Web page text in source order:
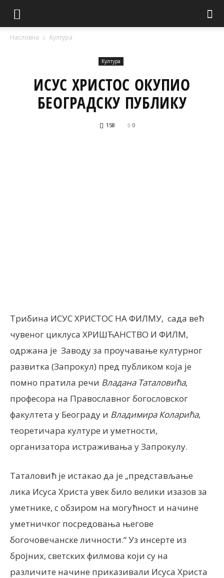
Насловна Култура
Култура
ИСУС ХРИСТОС ОКУПИО
БЕОГРАДСКУ ПУБЛИКУ
158 0
Трибина ИСУС ХРИСТОС НА ФИЛМУ, сада већ
чувеног циклуса ХРИШЋАНСТВО И ФИЛМ,
одржана је Заводу за проучавање културног
развитка (Запрокул) пред публиком која је
помно пратила речи ВладанаТаталовића,
професора на Православног богословског
факултета у Београду и ВладимираКоларића,
теоретичара културе и уметности,
организатора истраживања у Запрокулу.
Таталовић је истакао да је „представљање
лика Исуса Христа увек било велики изазов за
уметнике, с обзиром на могућност и начине
уметничког посредовања његове
богочовечанске личности.“ Уз инсерте из
бројних, светских филмова који су на
различите начине приказивали Исуса Христа